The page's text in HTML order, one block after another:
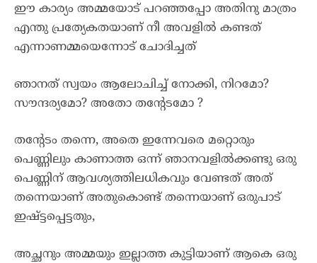
ഈ കാര്യം അമ്മയോട് പറഞ്ഞപ്പോ അതിനു മാത്രം
എന്തു പ്രത്യേകതയാണ് നീ അവളിൽ കണ്ടത്
എന്നാണമ്മയെന്നോട് ചോദിച്ചത്
ഞാനത് സ്വയം ആലോചിച്ച് നോക്കി, നിറമോ?
സൗന്ദര്യമോ? അതോ തന്റേടമോ ?
തന്റേടം തന്നെ, അതെ ഇന്നേവരെ മറ്റൊരും
പെണ്ണിലും കാണാത്ത ഒന്ന് ഞാനവളിൽക്കണ്ടു ഒരു
പെണ്ണിന് ആവശ്യത്തിലധികവും വേണ്ടത് അത്
തന്നെയാണ് അതുകൊണ്ട് തന്നെയാണ് ഒരുപാട്
ഇഷ്ട്ടപ്പെട്ടതും,
അച്ഛനും അമ്മയും ഇല്ലാത്ത കുട്ടിയാണ് ആകെ ഒരു